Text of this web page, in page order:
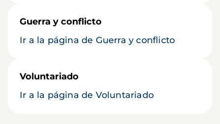
Guerra y conflicto
Ir a la página de Guerra y conflicto
Voluntariado
Ir a la página de Voluntariado